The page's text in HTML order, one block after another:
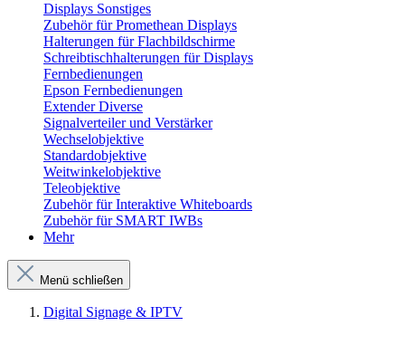
Displays Sonstiges
Zubehör für Promethean Displays
Halterungen für Flachbildschirme
Schreibtischhalterungen für Displays
Fernbedienungen
Epson Fernbedienungen
Extender Diverse
Signalverteiler und Verstärker
Wechselobjektive
Standardobjektive
Weitwinkelobjektive
Teleobjektive
Zubehör für Interaktive Whiteboards
Zubehör für SMART IWBs
Mehr
Menü schließen
Digital Signage & IPTV